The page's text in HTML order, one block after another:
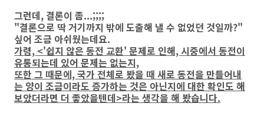
그런데, 결론이 좀...;;;;
"결론으로 딱 거기까지 밖에 도출해 낼 수 없었던 것일까?"
싶어 조금 아쉬웠는데요.
가령, <'쉽지 않은 동전 교환' 문제로 인해, 시중에서 동전이
유통되는데 있어 문제는 없는지,
또한 그 때문에, 국가 전체로 봤을 때 새로 동전을 만들어내
는 양이 조금이라도 증가하는 것은 아닌지에 대한 확인도 해
보았더라면 더 좋았을텐데>라는 생각을 해 봤습니다.